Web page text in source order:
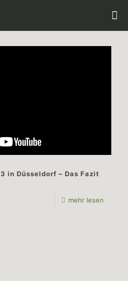
in Düsseldorf – Das Fazit
mehr lesen